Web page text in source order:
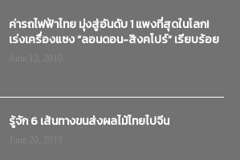
ค่ารถไฟฟ้าไทย มุ่งสู่อันดับ 1 แพงที่สุดในโลก!
เร่งเครื่องแซง “ลอนดอน-สิงคโปร์” เรียบร้อย
รู้จัก 6 เส้นทางขนส่งผลไม้ไทยไปจีน